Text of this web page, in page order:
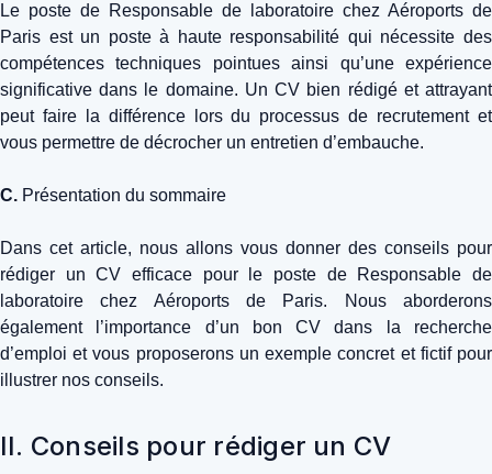
Le poste de Responsable de laboratoire chez Aéroports de
Paris est un poste à haute responsabilité qui nécessite des
compétences techniques pointues ainsi qu’une expérience
significative dans le domaine. Un CV bien rédigé et attrayant
peut faire la différence lors du processus de recrutement et
vous permettre de décrocher un entretien d’embauche.
C. Présentation du sommaire
Dans cet article, nous allons vous donner des conseils pour
rédiger un CV efficace pour le poste de Responsable de
laboratoire chez Aéroports de Paris. Nous aborderons
également l’importance d’un bon CV dans la recherche
d’emploi et vous proposerons un exemple concret et fictif pour
illustrer nos conseils.
II. Conseils pour rédiger un CV